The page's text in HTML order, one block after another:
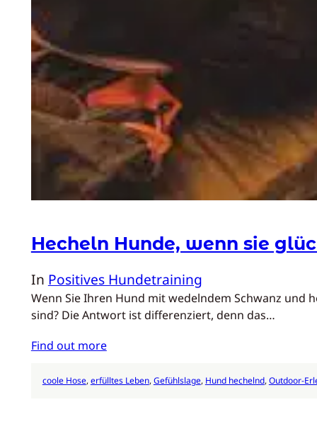
Hecheln Hunde, wenn sie
In Positives Hundetraining
Wenn Sie Ihren Hund mit wedelndem Schwanz und
sind? Die Antwort ist differenziert, denn das…
Find out more
coole Hose, erfülltes Leben, Gefühlslage, Hund hechelnd, Outdoor-